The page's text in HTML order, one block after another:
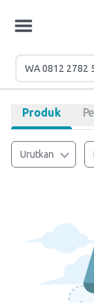
Produk
Urutkan